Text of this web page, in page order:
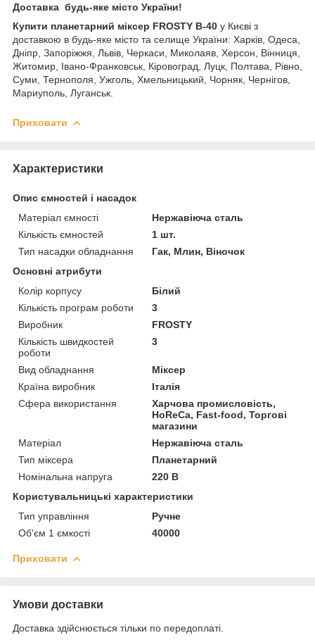
Доставка будь-яке місто України!
Купити планетарний міксер FROSTY B-40 у Києві з
доставкою в будь-яке місто та селище України: Харків, Одеса,
Дніпр, Запоріжжя, Львів, Черкаси, Миколаяв, Херсон, Вінниця,
Житомир, Івано-Франковськ, Кіровоград, Луцк, Полтава, Рівно,
Суми, Тернополя, Ужголь, Хмельницький, Чорняк, Чернігов,
Мариуполь, Луганськ.
Приховати
Характеристики
Опис ємностей і насадок
Матеріал ємності
Нержавіюча сталь
Кількість ємностей
1 шт.
Тип насадки обладнання
Гак, Млин, Віночок
Основні атрибути
Колір корпусу
Білий
Кількість програм роботи
3
Виробник
FROSTY
Кількість швидкостей
роботи
3
Вид обладнання
Міксер
Країна виробник
Італія
Сфера використання
Харчова промисловість,
HoReCa, Fast-food, Торгові
магазини
Матеріал
Нержавіюча сталь
Тип міксера
Планетарний
Номінальна напруга
220 В
Користувальницькі характеристики
Тип управління
Ручне
Об'єм 1 ємкості
40000
Приховати
Умови доставки
Доставка здійснюється тільки по передоплаті.